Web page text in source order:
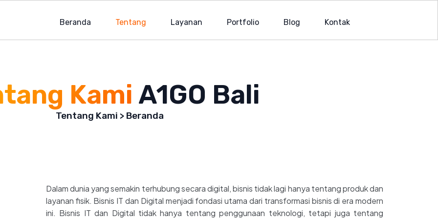
Beranda Tentang Layanan Portfolio Blog Kontak
Kami A1GO Bali
Tentang Kami > Beranda
Dalam dunia yang semakin terhubung secara digital, bisnis tidak lagi hanya tentang produk dan
layanan fisik. Bisnis IT dan Digital menjadi fondasi utama dari transformasi bisnis di era modern
ini. Bisnis IT dan Digital tidak hanya tentang penggunaan teknologi, tetapi juga tentang